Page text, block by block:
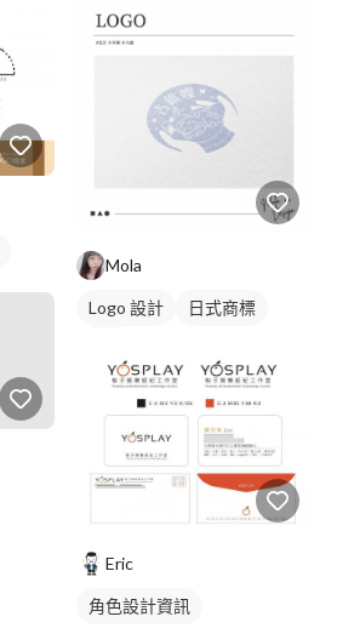
Mola
Logo 設計
日式商標
Eric
角色設計資訊